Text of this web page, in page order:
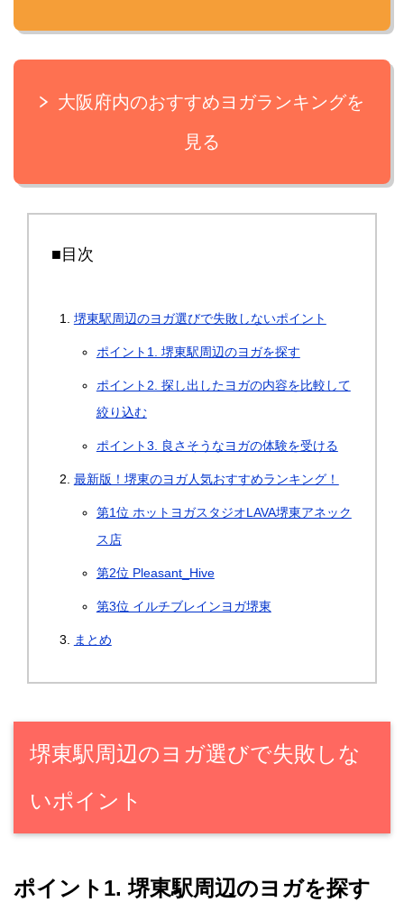
大阪府内のおすすめヨガランキングを
見る
■目次
堺東駅周辺のヨガ選びで失敗しないポイント
ポイント1. 堺東駅周辺のヨガを探す
ポイント2. 探し出したヨガの内容を比較して
絞り込む
ポイント3. 良さそうなヨガの体験を受ける
最新版！堺東のヨガ人気おすすめランキング！
第1位 ホットヨガスタジオLAVA堺東アネック
ス店
第2位 Pleasant_Hive
第3位 イルチブレインヨガ堺東
まとめ
堺東駅周辺のヨガ選びで失敗しな
いポイント
ポイント1. 堺東駅周辺のヨガを探す